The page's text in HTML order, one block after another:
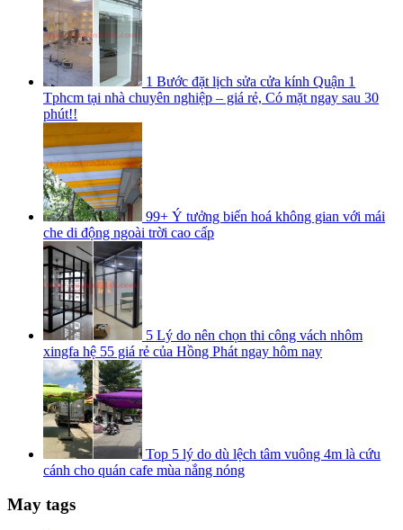
1 Bước đặt lịch sửa cửa kính Quận 1
Tphcm tại nhà chuyên nghiệp – giá rẻ, Có mặt ngay sau 30
phút!!
99+ Ý tưởng biến hoá không gian với mái
che di động ngoài trời cao cấp
5 Lý do nên chọn thi công vách nhôm
xingfa hệ 55 giá rẻ của Hồng Phát ngay hôm nay
Top 5 lý do dù lệch tâm vuông 4m là cứu
cánh cho quán cafe mùa nắng nóng
May tags